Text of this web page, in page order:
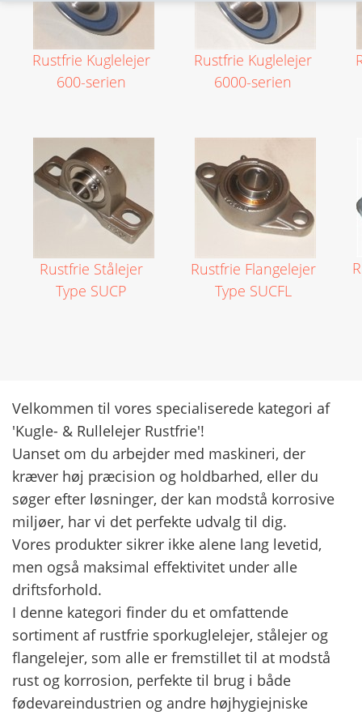
TEKNIK & AUTOMATIK
VA FITTINGS & VENTILER
VARME & TILBEHØR
VÆRKTØJ
BEFÆSTIGELSE
BESPÆNDING, GUMMIDELE M.M.
BEARBEJDNING, MONTAGE & HAVEARBEJDE
KURV
BESTIL
NYHEDER
TILBUD
PROFIL
VILKÅR
FAQ
SØGNING
Rustfrie Kuglelejer
600-serien
Rustfrie Kuglelejer
6000-serien
Rustfrie Stålejer
Type SUCP
Rustfrie Flangelejer
Type SUCFL
Velkommen til vores specialiserede kategori af
'Kugle- & Rullelejer Rustfrie'!
Uanset om du arbejder med maskineri, der
kræver høj præcision og holdbarhed, eller du
søger efter løsninger, der kan modstå korrosive
miljøer, har vi det perfekte udvalg til dig.
Vores produkter sikrer ikke alene lang levetid,
men også maksimal effektivitet under alle
driftsforhold.
I denne kategori finder du et omfattende
sortiment af rustfrie sporkuglelejer, stålejer og
flangelejer, som alle er fremstillet til at modstå
rust og korrosion, perfekte til brug i både
fødevareindustrien og andre højhygiejniske